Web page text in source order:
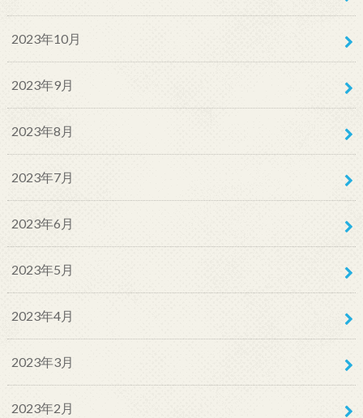
2023年10月
2023年9月
2023年8月
2023年7月
2023年6月
2023年5月
2023年4月
2023年3月
2023年2月